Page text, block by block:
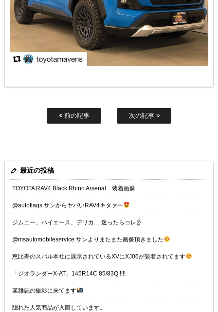
前の記事 次の記事
最近の投稿
TOYOTA RAV4 Black Rhino Arsenal 装着画像
@autoflags サンからヤバいRAV4キタァー
ジムニー、ハイエース、デリカ… 迷ったらコレ☝️
@msautomobileservice サンよりまたまた画像頂きました
恵比寿のスバル本社に展示されているXVにXJ06が装着されてます
「ジオランダーX-AT」145R14C 85/83Q !!!!
某雑誌の撮影に来てます
隠れた人気商品が入庫しています。